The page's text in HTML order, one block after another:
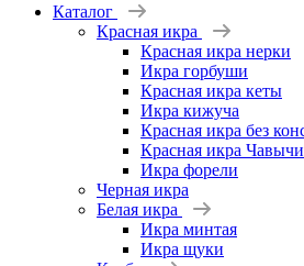
Каталог
Красная икра
Красная икра нерки
Икра горбуши
Красная икра кеты
Икра кижуча
Красная икра без
Красная икра Чавычи
Икра форели
Черная икра
Белая икра
Икра минтая
Икра щуки